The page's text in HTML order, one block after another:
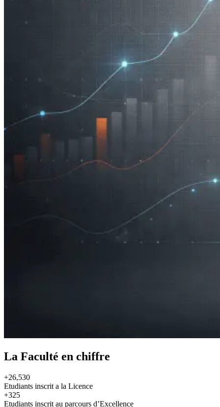
La Faculté en chiffre
+26,530
Etudiants inscrit a la Licence
+325
Etudiants inscrit au parcours d’Excellence